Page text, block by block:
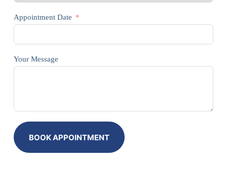
Appointment Date
Your Message
BOOK APPOINTMENT